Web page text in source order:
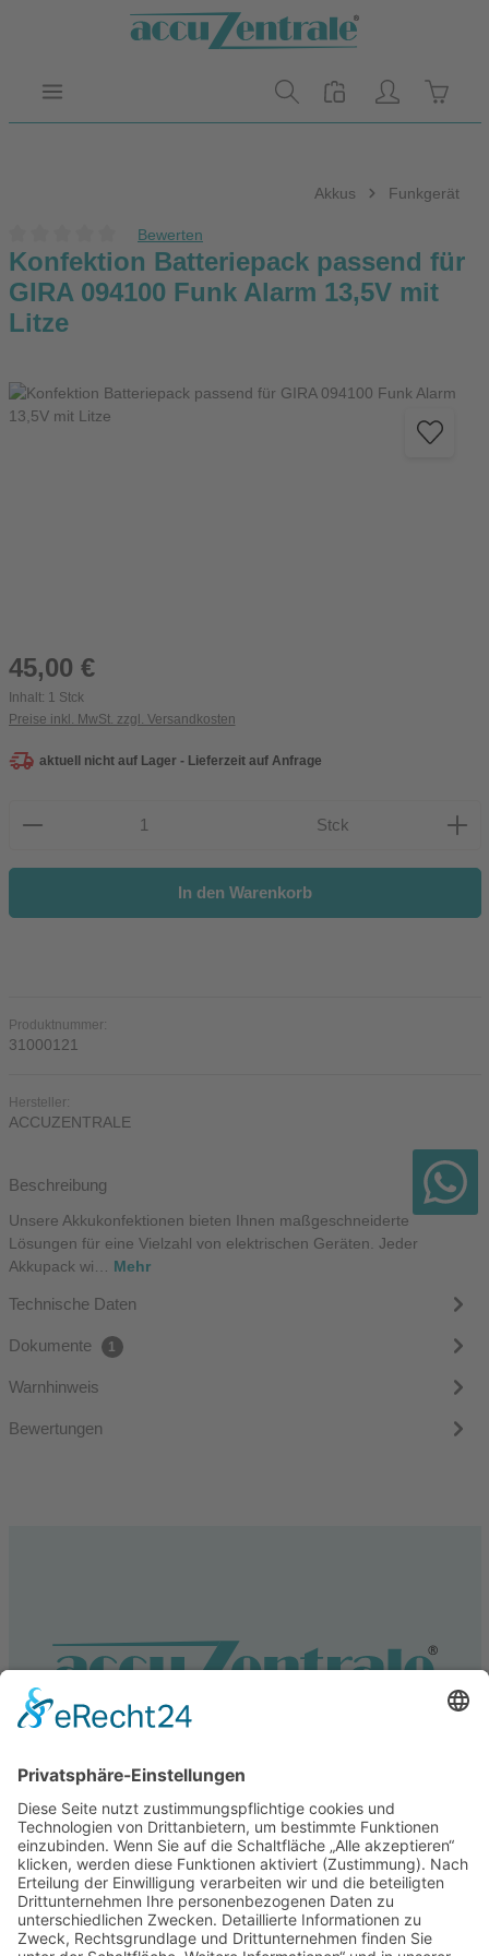
Zum Hauptinhalt springen
Akkus Funkgerät
Durchschnittliche Bewertung von 0 von 5 Sternen
Bewerten
Konfektion Batteriepack passend für
GIRA 094100 Funk Alarm 13,5V mit
Litze
Bildergalerie überspringen
Regulärer Preis:
45,00 €
Inhalt: 1 Stck
Preise inkl. MwSt. zzgl. Versandkosten
aktuell nicht auf Lager - Lieferzeit auf Anfrage
Produkt Anzahl: Gib den gewünschten Wert ein oder
Stck
In den Warenkorb
Produktnummer:
31000121
Hersteller:
ACCUZENTRALE
Beschreibung
Unsere Akkukonfektionen bieten Ihnen maßgeschneiderte
Lösungen für eine Vielzahl von elektrischen Geräten. Jeder
Akkupack wi… Mehr
Technische Daten
Dokumente 1
Warnhinweis
Bewertungen
Service
Information
Unsere weiteren Shops